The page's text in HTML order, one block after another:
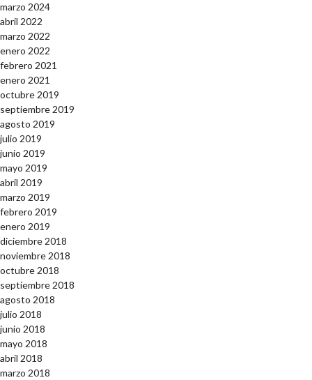
marzo 2024
abril 2022
marzo 2022
enero 2022
febrero 2021
enero 2021
octubre 2019
septiembre 2019
agosto 2019
julio 2019
junio 2019
mayo 2019
abril 2019
marzo 2019
febrero 2019
enero 2019
diciembre 2018
noviembre 2018
octubre 2018
septiembre 2018
agosto 2018
julio 2018
junio 2018
mayo 2018
abril 2018
marzo 2018